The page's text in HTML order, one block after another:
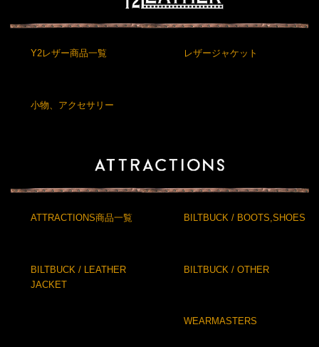
Y2レザー商品一覧 レザージャケット
小物、アクセサリー
ATTRACTIONS商品一覧 BILTBUCK / BOOTS,SHOES
BILTBUCK / LEATHER
JACKET
BILTBUCK / OTHER
WEARMASTERS